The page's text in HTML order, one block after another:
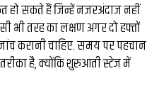
हो सकते हैं जिन्हें नजरअंदाज नहीं
भी तरह का लक्षण अगर दो हफ्तों
करानी चाहिए. समय पर पहचान
है, क्योंकि शुरुआती स्टेज में